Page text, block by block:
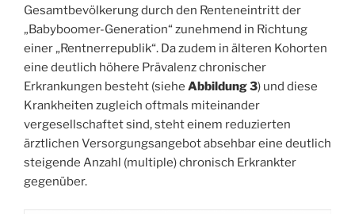
Gesamtbevölkerung durch den Renteneintritt der
„Babyboomer-Generation“ zunehmend in Richtung
einer „Rentnerrepublik“. Da zudem in älteren Kohorten
eine deutlich höhere Prävalenz chronischer
Erkrankungen besteht (siehe Abbildung 3) und diese
Krankheiten zugleich oftmals miteinander
vergesellschaftet sind, steht einem reduzierten
ärztlichen Versorgungsangebot absehbar eine deutlich
steigende Anzahl (multiple) chronisch Erkrankter
gegenüber.